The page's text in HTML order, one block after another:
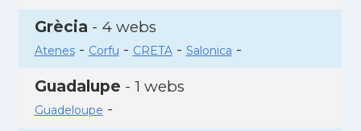
Grècia - 4 webs
Atenes- Corfu - CRETA- Salonica -
Guadalupe - 1 webs
Guadeloupe -